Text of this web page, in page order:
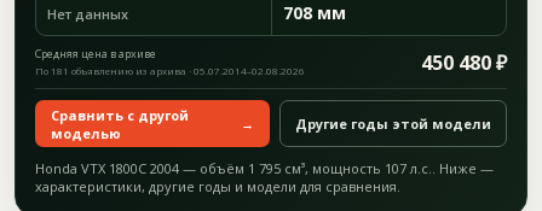
Нет данных 708 мм
Средняя цена в архиве 450 480 ₽
По 181 объявлению из архива · 05.07.2014–02.08.2026
Сравнить с другой
моделью
→ Другие годы этой модели
Honda VTX 1800C 2004 — объём 1 795 см³, мощность 107 л.с.. Ниже —
характеристики, другие годы и модели для сравнения.